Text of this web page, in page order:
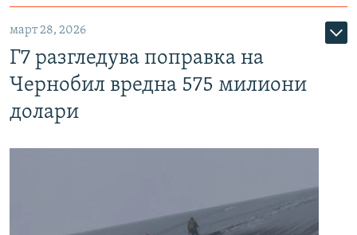
март 28, 2026
Г7 разгледува поправка на
Чернобил вредна 575 милиони
долари